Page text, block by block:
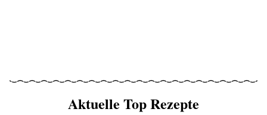
Aktuelle Top Rezepte